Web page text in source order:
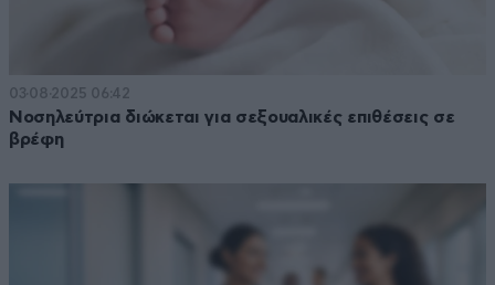
03·08·2025 06:42
Νοσηλεύτρια διώκεται για σεξουαλικές επιθέσεις σε
βρέφη